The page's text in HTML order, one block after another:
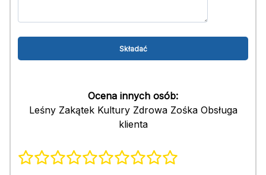
Ocena innych osób:
Leśny Zakątek Kultury Zdrowa Zośka Obsługa
klienta